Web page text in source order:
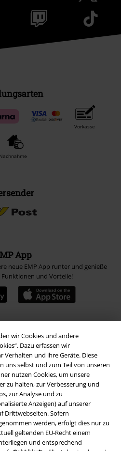
wir Cookies und andere
Dazu erfassen wir
und ihre Geräte. Diese
uns selbst und zum Teil von unseren
nutzen Cookies, um unsere
zu halten, zur Verbesserung und
zur Analyse und zu
Anzeigen) auf unserer
Drittwebseiten. Sofern
werden, erfolgt dies nur zu
geltenden EU-Recht einem
und entsprechend
Vorkasse
Nachnahme
App
neue EMP App runter und genieße
und Vorteile!
Group Company